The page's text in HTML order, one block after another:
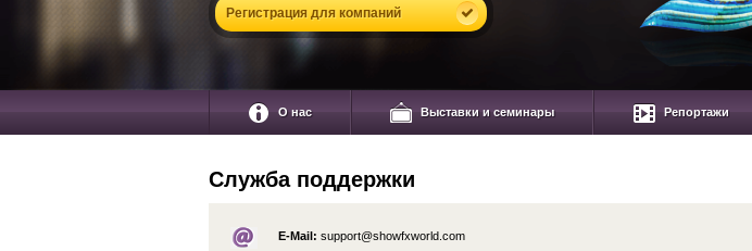
Регистрация для компаний
О нас Выставки и семинары Репортажи
Служба поддержки
E-Mail: support@showfxworld.com